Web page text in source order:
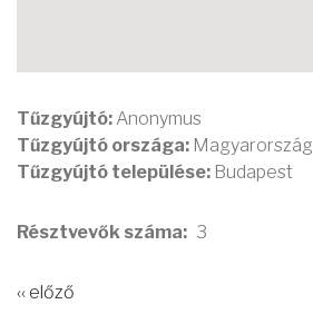
Tűzgyújtó: Anonymus
Tűzgyújtó országa: Magyarország
Tűzgyújtó települése: Budapest
Résztvevők száma 3
‹‹ előző